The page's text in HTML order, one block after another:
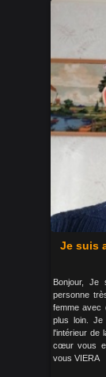
Je suis
Bonjour,
personne
femme avec
plus loin. Je
l'intérieur de
cœur vous
vous VIERA